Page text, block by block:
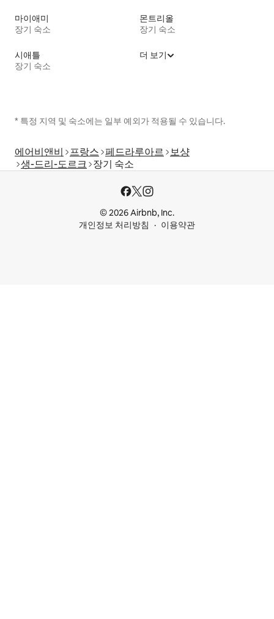
마이애미
장기 숙소
몬트리올
장기 숙소
시애틀
장기 숙소
더 보기
* 특정 지역 및 숙소에는 일부 예외가 적용될 수 있습니다.
에어비앤비 프랑스 페드라루아르 보샹
생-드리-도르크 장기 숙소
© 2026 Airbnb, Inc.
개인정보 처리방침
이용약관